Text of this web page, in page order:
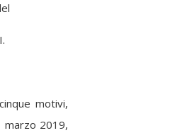
motivi,
marzo 2019,